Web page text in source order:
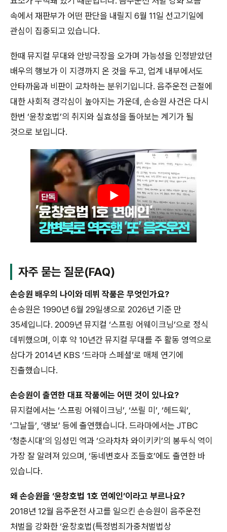
속에서 재판부가 어떤 판단을 내릴지 6월 11일 선고기일에
관심이 집중되고 있습니다.
한때 뮤지컬 무대와 안방극장을 오가며 가능성을 인정받았던
배우의 행보가 이 지경까지 온 것을 두고, 업계 내부에서도
안타까움과 비판이 교차하는 분위기입니다. 음주운전 근절에
대한 사회적 경각심이 높아지는 가운데, 손승원 사건은 다시
한번 ‘윤창호법’의 취지와 실효성을 돌아보는 계기가 될
것으로 보입니다.
자주 묻는 질문(FAQ)
손승원 배우의 나이와 데뷔 작품은 무엇인가요?
손승원은 1990년 6월 29일생으로 2026년 기준 만
35세입니다. 2009년 뮤지컬 ‘스프링 어웨이크닝’으로 정식
데뷔했으며, 이후 약 10년간 뮤지컬 무대를 주 활동 영역으로
삼다가 2014년 KBS ‘드라마 스페셜’로 매체 연기에
진출했습니다.
손승원이 출연한 대표 작품에는 어떤 것이 있나요?
뮤지컬에서는 ‘스프링 어웨이크닝’, ‘쓰릴 미’, ‘헤드윅’,
‘그날들’, ‘랭보’ 등에 출연했습니다. 드라마에서는 JTBC
‘청춘시대’의 임성민 역과 ‘으라차차 와이키키’의 봉두식 역이
가장 잘 알려져 있으며, ‘동네변호사 조들호’에도 출연한 바
있습니다.
왜 손승원을 ‘윤창호법 1호 연예인’이라고 부르나요?
2018년 12월 음주운전 사고를 일으킨 손승원이 음주운전
처벌을 강화한 ‘윤창호법(특정범죄가중처벌법상